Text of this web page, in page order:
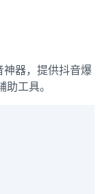
神器，提供抖音爆
工具。